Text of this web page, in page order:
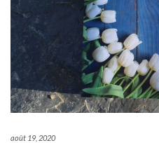
août 19, 2020